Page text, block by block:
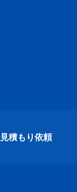
見積もり依頼